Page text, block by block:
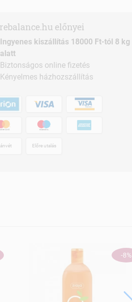
előnyei
Ingyenes kiszállítás 18000 Ft-tól 8 kg
alatt
Biztonságos online fizetés
Kényelmes házhozszállítás
Előre utalás
-8%